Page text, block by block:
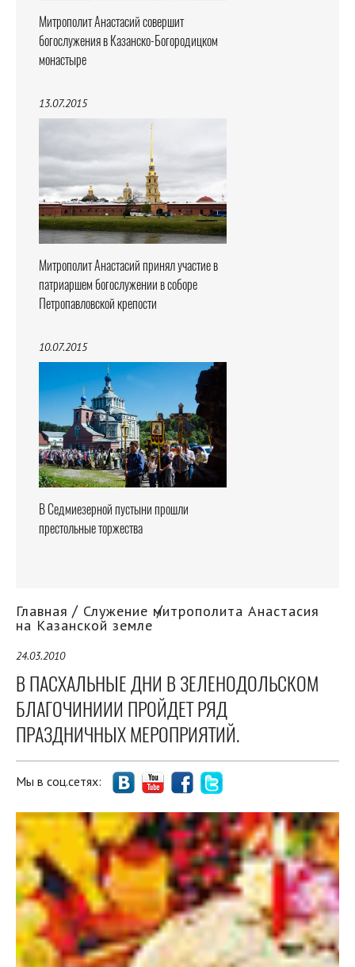
Митрополит Анастасий совершит
богослужения в Казанско-Богородицком
монастыре
13.07.2015
Митрополит Анастасий принял участие в
патриаршем богослужении в соборе
Петропавловской крепости
10.07.2015
В Седмиезерной пустыни прошли
престольные торжества
Главная Служение митрополита Анастасия
на Казанской земле
24.03.2010
В ПАСХАЛЬНЫЕ ДНИ В ЗЕЛЕНОДОЛЬСКОМ
БЛАГОЧИНИИИ ПРОЙДЕТ РЯД
ПРАЗДНИЧНЫХ МЕРОПРИЯТИЙ.
Мы в соц.сетях: